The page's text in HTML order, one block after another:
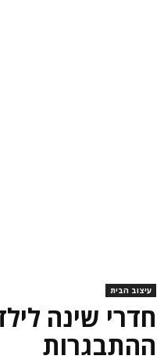
עיצוב הבית
חדרי שינה
ההתבגרות